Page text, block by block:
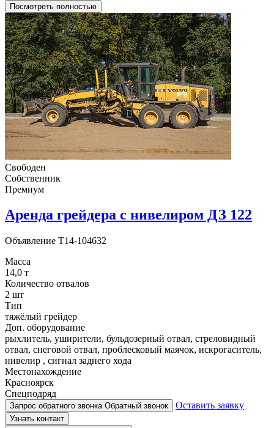
Посмотреть полностью
Свободен
Собственник
Премиум
Аренда грейдера с нивелиром ДЗ 122
Объявление T14-104632
Масса
14,0 т
Количество отвалов
2 шт
Тип
тяжёлый грейдер
Доп. оборудование
рыхлитель, уширители, бульдозерный отвал, стреловидный
отвал, снеговой отвал, проблесковый маячок, искрогаситель,
нивелир , сигнал заднего хода
Местонахождение
Красноярск
Спецподряд
Запрос обратного звонка Обратный звонок Оставить заявку
Узнать контакт